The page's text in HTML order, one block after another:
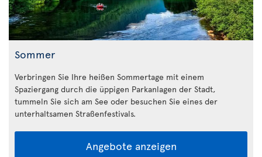
Sommer
Verbringen Sie Ihre heißen Sommertage mit einem
Spaziergang durch die üppigen Parkanlagen der Stadt,
tummeln Sie sich am See oder besuchen Sie eines der
unterhaltsamen Straßenfestivals.
Angebote anzeigen